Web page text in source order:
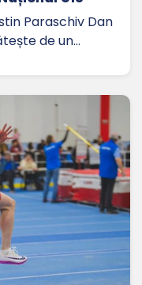
Paraschiv Dan
de un…